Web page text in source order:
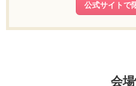
公式サイトで
会